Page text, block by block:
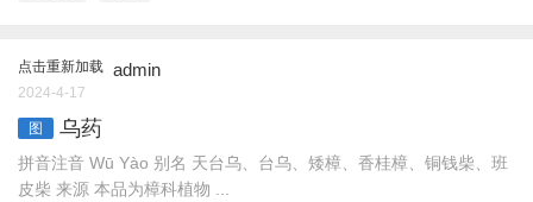
点击重新加载 admin
2024-4-17
图 乌药
拼音注音 Wū Yào 别名 天台乌、台乌、矮樟、香桂樟、铜钱柴、班
皮柴 来源 本品为樟科植物 ...